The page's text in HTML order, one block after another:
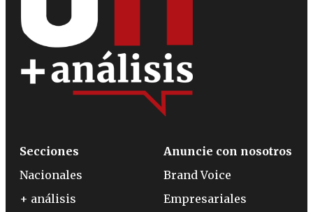
Secciones
Nacionales
+ análisis
Anuncie con nosotros
Brand Voice
Empresariales